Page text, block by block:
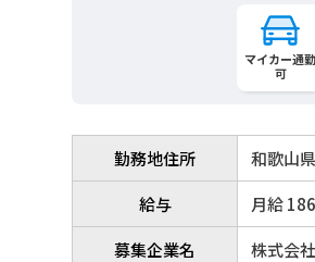
マイカー通勤
可
勤務地住所
和歌山
給与
月給
募集企業名
株式会